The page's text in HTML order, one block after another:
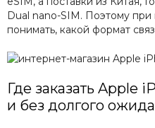
Dual nano-SIM. Поэтому
понимать, какой формат
Где заказать Apple
и без долгого